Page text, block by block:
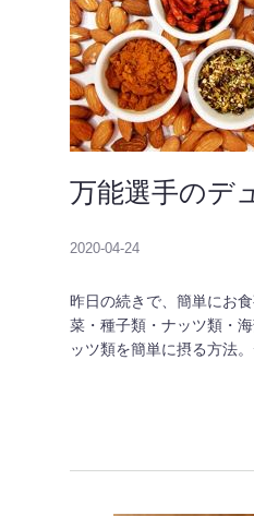
万能選手のデ
2020-04-24
昨日の続きで、簡単にお
菜・種子類・ナッツ類・
ッツ類を簡単に摂る方法。